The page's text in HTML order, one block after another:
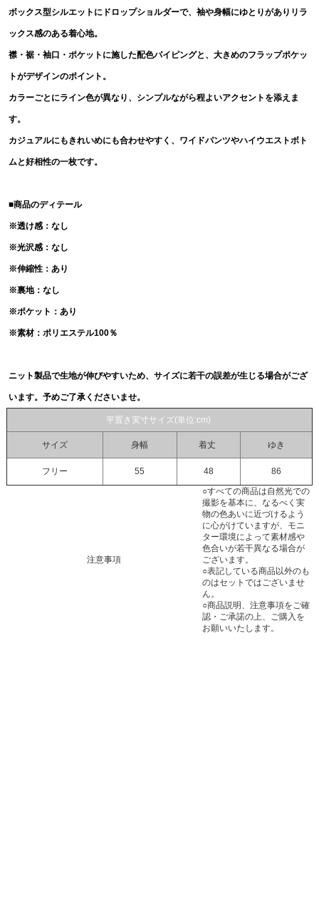
ボックス型シルエットにドロップショルダーで、袖や身幅にゆとりがありリラ
ックス感のある着心地。
襟・裾・袖口・ポケットに施した配色パイピングと、大きめのフラップポケッ
トがデザインのポイント。
カラーごとにライン色が異なり、シンプルながら程よいアクセントを添えま
す。
カジュアルにもきれいめにも合わせやすく、ワイドパンツやハイウエストボト
ムと好相性の一枚です。
■商品のディテール
※透け感：なし
※光沢感：なし
※伸縮性：あり
※裏地：なし
※ポケット：あり
※素材：ポリエステル100％
ニット製品で生地が伸びやすいため、サイズに若干の誤差が生じる場合がござ
います。予めご了承くださいませ。
平置き実寸サイズ(単位:cm)
サイズ 身幅 着丈 ゆき
フリー 55 48 86
注意事項
○すべての商品は自然光での
撮影を基本に、なるべく実
物の色あいに近づけるよう
に心がけていますが、モニ
ター環境によって素材感や
色合いが若干異なる場合が
ございます。
○表記している商品以外のも
のはセットではございませ
ん。
○商品説明、注意事項をご確
認・ご承諾の上、ご購入を
お願いいたします。